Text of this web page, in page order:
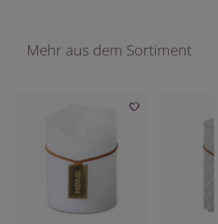
Mehr aus dem Sortiment